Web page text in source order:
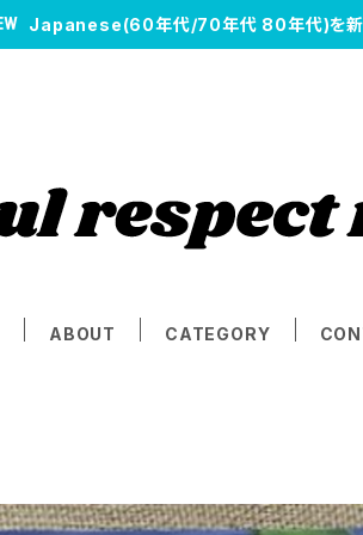
Japanese(60年代/70年代 80年代)を新設
ABOUT CATEGORY